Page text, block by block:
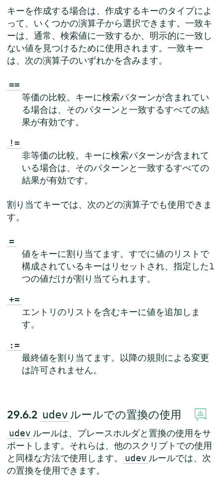
キーを作成する場合は、作成するキーのタイプによ
って、いくつかの演算子から選択できます。一致キ
ーは、通常、検索値に一致するか、明示的に一致し
ない値を見つけるために使用されます。一致キー
は、次の演算子のいずれかを含みます。
==
等価の比較。キーに検索パターンが含まれてい
る場合は、そのパターンと一致するすべての結
果が有効です。
!=
非等価の比較。キーに検索パターンが含まれて
いる場合は、そのパターンと一致するすべての
結果が有効です。
割り当てキーでは、次のどの演算子でも使用できま
す。
=
値をキーに割り当てます。すでに値のリストで
構成されているキーはリセットされ、指定した1
つの値だけが割り当てられます。
+=
エントリのリストを含むキーに値を追加しま
す。
:=
最終値を割り当てます。以降の規則による変更
は許可されません。
29.6.2 udev ルールでの置換の使用
udev ルールは、プレースホルダと置換の使用をサ
ポートします。それらは、他のスクリプトでの使用
と同様な方法で使用します。
udev ルールでは、次
の置換を使用できます。